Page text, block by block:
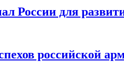
России для
российской